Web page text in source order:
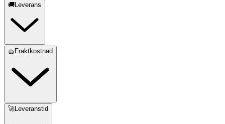
🚚Leverans
🧺Fraktkostnad
🚀Leveranstid